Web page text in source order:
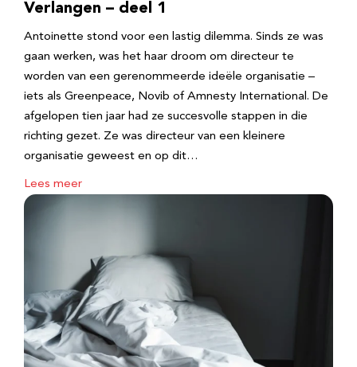
Verlangen – deel 1
Antoinette stond voor een lastig dilemma. Sinds ze was
gaan werken, was het haar droom om directeur te
worden van een gerenommeerde ideële organisatie –
iets als Greenpeace, Novib of Amnesty International. De
afgelopen tien jaar had ze succesvolle stappen in die
richting gezet. Ze was directeur van een kleinere
organisatie geweest en op dit…
Lees meer